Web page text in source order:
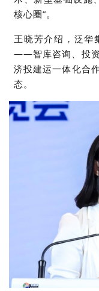
核心圈”。
王晓芳介绍，泛华
——智库咨询 、 投
济投建运一体化合
态。